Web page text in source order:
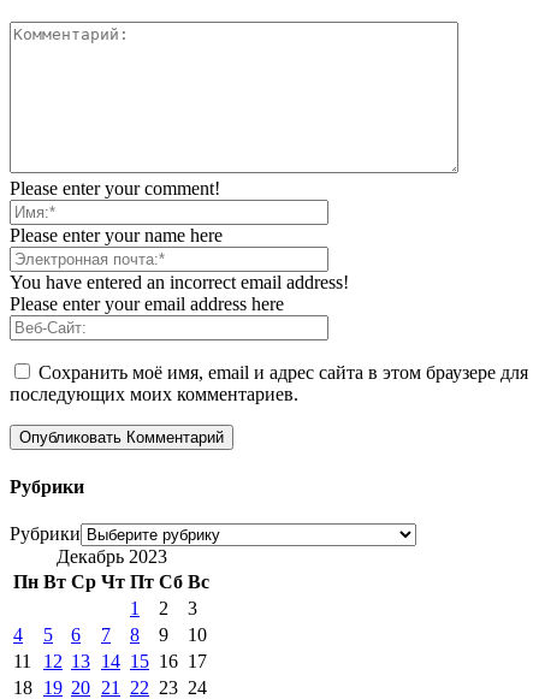
Please enter your comment!
Please enter your name here
You have entered an incorrect email address!
Please enter your email address here
Сохранить моё имя, email и адрес сайта в этом браузере для
последующих моих комментариев.
Рубрики
Рубрики
Декабрь 2023
Пн Вт Ср Чт Пт Сб Вс
1
2
3
4
5 6 7 8 9
10
11
12 13 14 15 16 17
18 19 20 21 22 23 24